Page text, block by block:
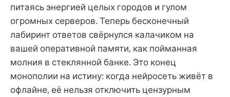
питаясь энергией целых городов и гулом
огромных серверов. Теперь бесконечный
лабиринт ответов свёрнулся калачиком на
вашей оперативной памяти, как пойманная
молния в стеклянной банке. Это конец
монополии на истину: когда нейросеть живёт в
офлайне, её нельзя отключить цензурным